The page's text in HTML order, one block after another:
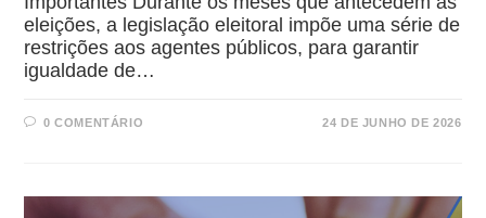
eleições, a legislação eleitoral impõe uma série de
restrições aos agentes públicos, para garantir
igualdade de…
0 COMENTÁRIO 24 DE JUNHO DE 2026